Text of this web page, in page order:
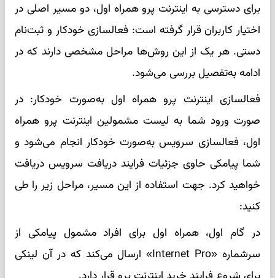
برای دسترسی به اینترنت پرو همراه اول، دو مسیر اصلی در
اختیار کاربران قرار گرفته است: فعالسازی خودکار و ثبت‌نام
دستی. هر یک از این روش‌ها مراحل مشخصی دارند که در
ادامه به‌تفصیل بررسی می‌شود.
فعالسازی اینترنت پرو همراه اول به‌صورت خودکار: در
صورت ورود شما به لیست مشمولین اینترنت پرو همراه
اول، فعالسازی سرویس به‌صورت خودکار انجام می‌شود و
شما پیامکی حاوی جزئیات فرایند دریافت سرویس دریافت
خواهید کرد. جهت استفاده از این مسیر، مراحل زیر را طی
کنید:
در گام اول، همراه اول برای افراد مشمول پیامکی از
سرشماره «Internet Pro» ارسال می‌کند که در آن لینکی